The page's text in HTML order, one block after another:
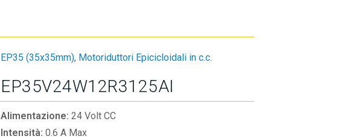
EP35 (35x35mm), Motoriduttori Epicicloidali in c.c.
EP35V24W12R3125AI
Alimentazione: 24 Volt CC
Intensità: 0.6 A Max